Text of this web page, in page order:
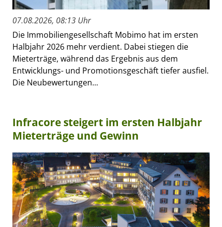
07.08.2026, 08:13 Uhr
Die Immobiliengesellschaft Mobimo hat im ersten
Halbjahr 2026 mehr verdient. Dabei stiegen die
Mieterträge, während das Ergebnis aus dem
Entwicklungs- und Promotionsgeschäft tiefer ausfiel.
Die Neubewertungen...
Infracore steigert im ersten Halbjahr
Mieterträge und Gewinn